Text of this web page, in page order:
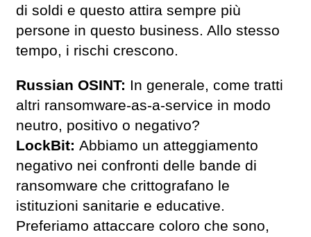
di soldi e questo attira sempre più
persone in questo business. Allo stesso
tempo, i rischi crescono.
Russian OSINT: In generale, come tratti
altri ransomware-as-a-service in modo
neutro, positivo o negativo?
LockBit: Abbiamo un atteggiamento
negativo nei confronti delle bande di
ransomware che crittografano le
istituzioni sanitarie e educative.
Preferiamo attaccare coloro che sono,